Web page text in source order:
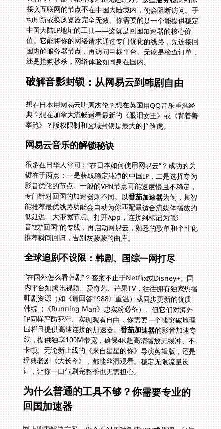
还是抢购秒杀，网络体验如同身在国内。
破解音影封锁：从网易云到韩剧自由
想在日本用网易云听周杰伦？想在英国用QQ音乐重温经
典？想在加拿大流畅追看最新的《眼泪女王》或《背着善
宰跑》？版权限制和区域封锁是最大的拦路虎。
网易云音乐的解锁秘诀
很多在日华人常问：“在日本如何使用网易云”？成功的关
键在于两点：一是获取稳定纯净的中国IP，二是选择专为
影音优化的节点。一般的VPN节点可能速度慢且不稳定，
专门针对回国的加速器则不同。以番茄加速器为例，其智
能推荐最优线路功能会自动为你匹配最适合流媒体播放的
低延迟、大带宽节点。打开App，连接到标记为“影
音”或“回国”的专线，再启动网易云，熟悉的歌单和个性化
推荐瞬间回归，告别灰蒙蒙的曲库。
全球追剧不设限：韩剧、国综一网打尽
“在国外怎么看韩剧”？答案不止于Netflix或Disney+。国
内平台如腾讯视频、爱奇艺、芒果TV，往往拥有独家热播
韩剧资源（如《请回答1988》重温）或同步更新的优质
韩综（《Running Man》忠实粉必备）。但它们对海外
IP同样严防死守。实现观看自由，你需要一个能突破地理
围栏且提供高速连接的加速器。番茄加速器的影音加速专
线，提供独享100M带宽，确保4K超高清播放无缓冲、不
卡顿。无论新上线的《来自星星的你》导演剪辑版，还是
经典老剧《大长今》，都能丝滑观看。稳定无限流量设
计，让你一口气刷完整季也无需担心。
为什么普通的工具不够？你需要专业的
回国加速器